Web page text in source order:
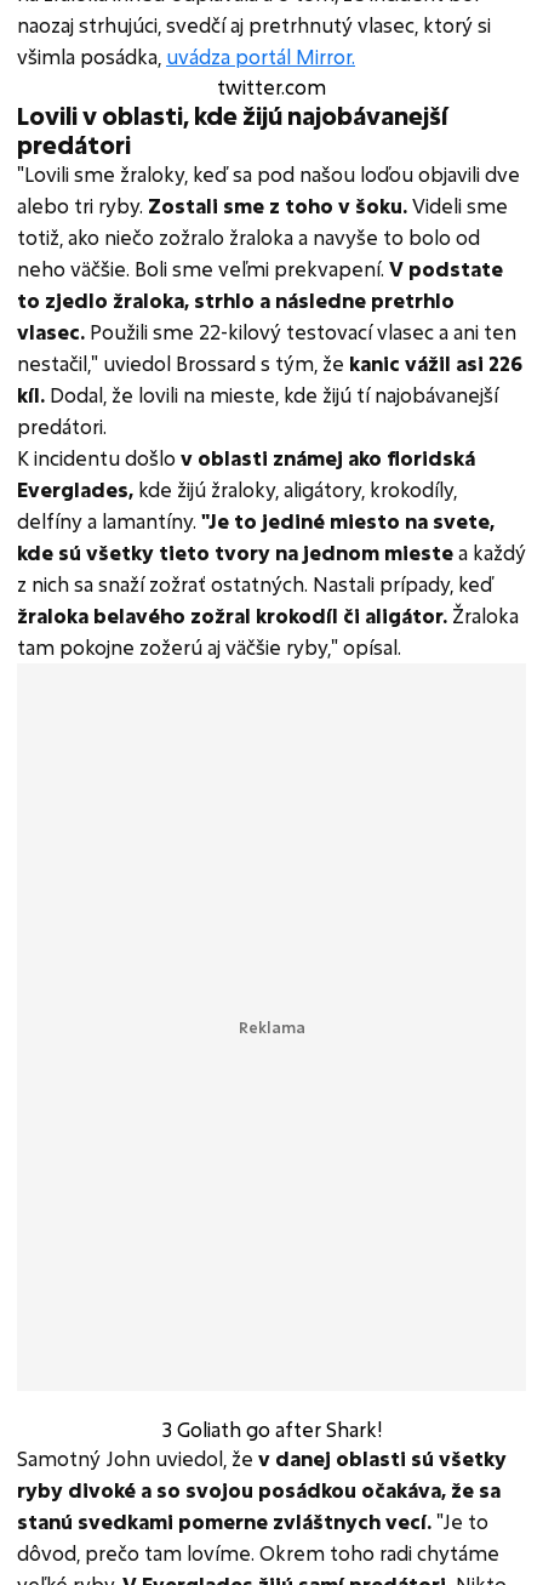
naozaj strhujúci, svedčí aj pretrhnutý vlasec, ktorý si
všimla posádka, uvádza portál Mirror.
twitter.com
Lovili v oblasti, kde žijú najobávanejší
predátori
"Lovili sme žraloky, keď sa pod našou loďou objavili dve
alebo tri ryby. Zostali sme z toho v šoku.Videli sme
totiž, ako niečo zožralo žraloka a navyše to bolo od
neho väčšie. Boli sme veľmi prekvapení. V podstate
to zjedlo žraloka, strhlo a následne pretrhlo
vlasec. Použili sme 22-kilový testovací vlasec a ani ten
nestačil," uviedol Brossard s tým, že kanic vážil asi 226
kíl. Dodal, že lovili na mieste, kde žijú tí najobávanejší
predátori.
K incidentu došlov oblasti známej ako floridská
Everglades, kde žijú žraloky, aligátory, krokodíly,
delfíny a lamantíny. "Je to jediné miesto na svete,
kde sú všetky tieto tvory na jednom miestea každý
z nich sa snaží zožrať ostatných. Nastali prípady, keď
žraloka belavého zožral krokodíl či aligátor. Žraloka
tam pokojne zožerú aj väčšie ryby," opísal.
3 Goliath go after Shark!
Samotný John uviedol, že v danej oblasti sú všetky
ryby divoké a so svojou posádkou očakáva, že sa
stanú svedkami pomerne zvláštnych vecí."Je to
dôvod, prečo tam lovíme. Okrem toho radi chytáme